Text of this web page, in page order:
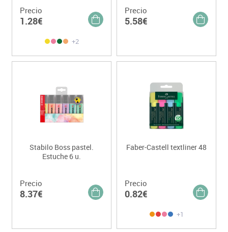
Precio
1.28€
+2
Precio
5.58€
Stabilo Boss pastel.
Estuche 6 u.
Precio
8.37€
Faber-Castell textliner 48
Precio
0.82€
+1